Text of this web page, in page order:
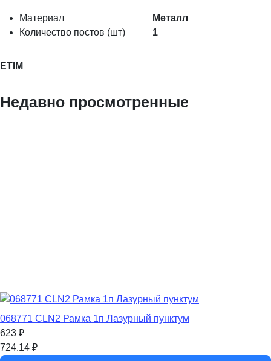
Материал
Металл
Количество постов (шт)
1
ETIM
Недавно просмотренные
068771 CLN2 Рамка 1п Лазурный пунктум
623 ₽
724.14 ₽